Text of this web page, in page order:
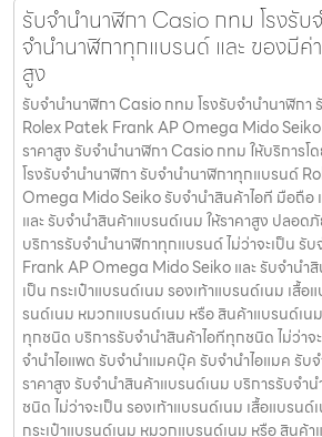
รับจํานํานาฬิกา Casio กทม โรงรับ
จำนำนาฬิกาทุกแบรนด์ และ ของมีค่
สูง
รับจํานํานาฬิกา Casio กทม โรงรับจำนำนาฬิก
Rolex Patek Frank AP Omega Mido
ราคาสูง รับจํานํานาฬิกา Casio กทม ให้บริการโ
โรงรับจำนำนาฬิกา รับจำนำนาฬิกาทุกแบรนด์
Omega Mido Seiko รับจำนำสินค้าไอที มือถือ
และ รับจำนำสินค้าแบรนด์เนม ให้ราคาสูง ปลอด
บริการรับจำนำนาฬิกาทุกแบรนด์ ไม่ว่าจะเป็น รั
Frank AP Omega Mido Seiko และ รับจำนำสิ
เป็น กระเป๋าแบรนด์เนม รองเท้าแบรนด์เนม เสื้อ
รนด์เนม หมวกแบรนด์เนม หรือ สินค้าแบรนด์เน
ทุกชนิด บริการรับจำนำสินค้าไอทีทุกชนิด ไม่ว่าจ
จำนำไอแพด รับจำนำแมคบุ๊ค รับจำนำไอแมค รับ
ราคาสูง รับจำนำสินค้าแบรนด์เนม บริการรับจำ
ชนิด ไม่ว่าจะเป็น รองเท้าแบรนด์เนม เสื้อแบรน
กระเป๋าแบรนด์เนม หมวกแบรนด์เนม หรือ สินค้